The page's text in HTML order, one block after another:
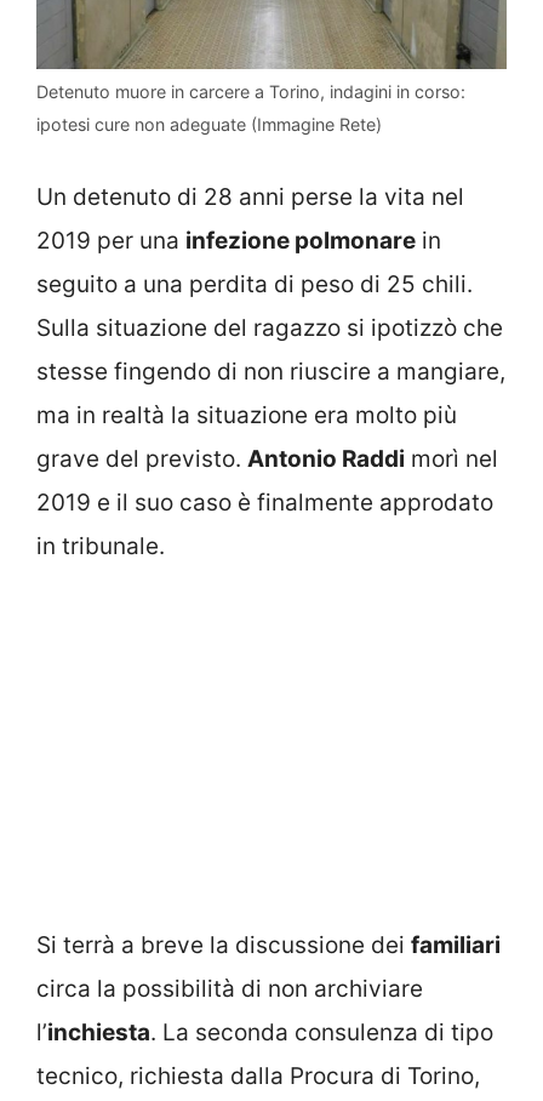
Detenuto muore in carcere a Torino, indagini in corso:
ipotesi cure non adeguate (Immagine Rete)
Un detenuto di 28 anni perse la vita nel
2019 per una infezione polmonare in
seguito a una perdita di peso di 25 chili.
Sulla situazione del ragazzo si ipotizzò che
stesse fingendo di non riuscire a mangiare,
ma in realtà la situazione era molto più
grave del previsto. Antonio Raddi morì nel
2019 e il suo caso è finalmente approdato
in tribunale.
Si terrà a breve la discussione dei familiari
circa la possibilità di non archiviare
l’inchiesta. La seconda consulenza di tipo
tecnico, richiesta dalla Procura di Torino,